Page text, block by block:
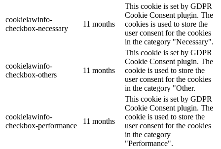
cookielawinfo-
checkbox-necessary
11 months
This cookie is set by GDPR
Cookie Consent plugin. The
cookies is used to store the
user consent for the cookies
in the category "Necessary".
cookielawinfo-
checkbox-others
11 months
This cookie is set by GDPR
Cookie Consent plugin. The
cookie is used to store the
user consent for the cookies
in the category "Other.
cookielawinfo-
checkbox-performance
11 months
This cookie is set by GDPR
Cookie Consent plugin. The
cookie is used to store the
user consent for the cookies
in the category
"Performance".